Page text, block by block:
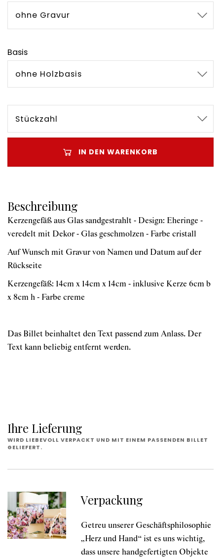
ohne Gravur
Basis
ohne Holzbasis
Stückzahl
IN DEN WARENKORB
Beschreibung
Kerzengefäß aus Glas sandgestrahlt - Design: Eheringe -
veredelt mit Dekor - Glas geschmolzen - Farbe cristall
Auf Wunsch mit Gravur von Namen und Datum auf der
Rückseite
Kerzengefäß: 14cm x 14cm x 14cm - inklusive Kerze 6cm b
x 8cm h - Farbe creme
Das Billet beinhaltet den Text passend zum Anlass. Der
Text kann beliebig entfernt werden.
Ihre Lieferung
WIRD LIEBEVOLL VERPACKT UND MIT EINEM PASSENDEN BILLET
GELIEFERT.
Verpackung
Getreu unserer Geschäftsphilosophie
„Herz und Hand“ ist es uns wichtig,
dass unsere handgefertigten Objekte